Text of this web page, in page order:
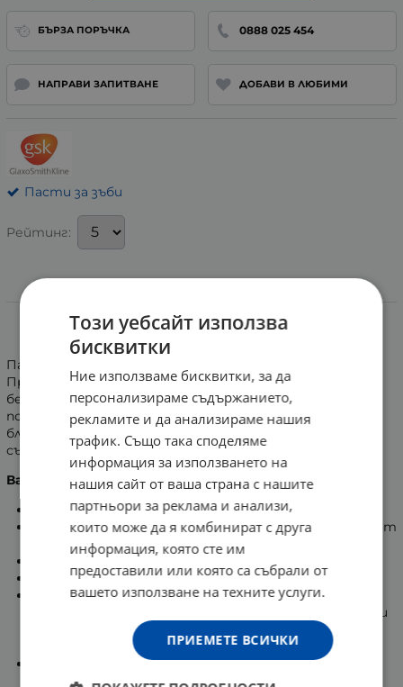
БЪРЗА ПОРЪЧКА 0888 025 454
НАПРАВИ ЗАПИТВАНЕ ДОБАВИ В ЛЮБИМИ
Пасти за зъби
Рейтинг:
ПАСТА ЗА ЗЪБИ АКВАФРЕШ АКТИВ УАЙТ 125 мл
Паста за зъби, която съдържа избелващи съставки.
Премахва петната и възстановява естествената
белота на емайла. Благодарение на своето микро
почистващо действие, зъбите изглеждат чисти и
блестящи. Съдържа, още, активни флуоридни
съставки и осигурява свеж дъх.
Важно!
Винаги следвайте инструкциите.
Мийте зъбите си два пъти дневно, но не повече от
3 пъти.
Избягвайте поглъщане на пастата.
Съхранявайте на място, недостъпно за деца.
Деца до 6-годишна възраст, включително:
използвайте количество, колкото грахово зърно, и
мийте зъбите си под надзора на възрастен за
възможно най-малко поглъщане на продукта.
Ако приемате флуорид от други източници,
консултирайте се с вашия зъболекар или лекар.
Този уебсайт използва
бисквитки
Ние използваме бисквитки, за да
персонализираме съдържанието,
рекламите и да анализираме нашия
трафик. Също така споделяме
информация за използването на
нашия сайт от ваша страна с нашите
партньори за реклама и анализи,
които може да я комбинират с друга
информация, която сте им
предоставили или която са събрали от
вашето използване на техните услуги.
ПРИЕМЕТЕ ВСИЧКИ